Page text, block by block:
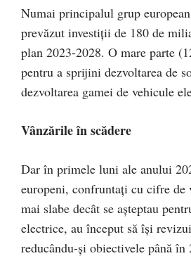
Numai principalul grup
prevăzut investiții de 180 de
plan 2023-2028. O mare parte
pentru a sprijini dezvoltarea de
dezvoltarea gamei de vehicule
Vânzările în scădere
Dar în primele luni ale anului
europeni, confruntați cu cifre de
mai slabe decât se așteptau
electrice, au început să își
reducându-și obiectivele până în